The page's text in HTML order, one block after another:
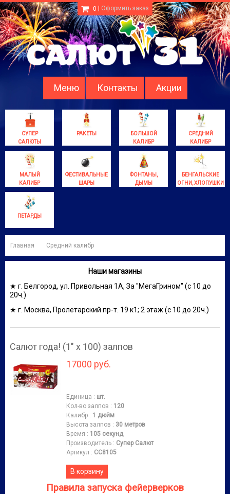
0 Оформить заказ
Меню Контакты Акции
СУПЕР
САЛЮТЫ
РАКЕТЫ
БОЛЬШОЙ
КАЛИБР
СРЕДНИЙ
КАЛИБР
МАЛЫЙ
КАЛИБР
ФЕСТИВАЛЬНЫЕ
ШАРЫ
ФОНТАНЫ,
ДЫМЫ
БЕНГАЛЬСКИЕ
ОГНИ, ХЛОПУШКИ
ПЕТАРДЫ
Главная Средний калибр
Наши магазины
★ г. Белгород, ул. Привольная 1А, За "МегаГрином" (с 10 до
20ч.)
★ г. Москва, Пролетарский пр-т. 19 к1; 2 этаж (с 10 до 20ч.)
Салют года! (1" х 100) залпов
17000 руб.
Единица : шт.
Кол-во залпов : 120
Калибр : 1 дюйм
Высота залпов : 30 метров
Время : 105 секунд
Производитель : Супер Салют
Артикул : СС8105
В корзину
Правила запуска фейерверков